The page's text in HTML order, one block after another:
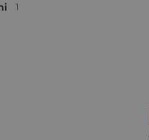
Liczba pozycji:
1